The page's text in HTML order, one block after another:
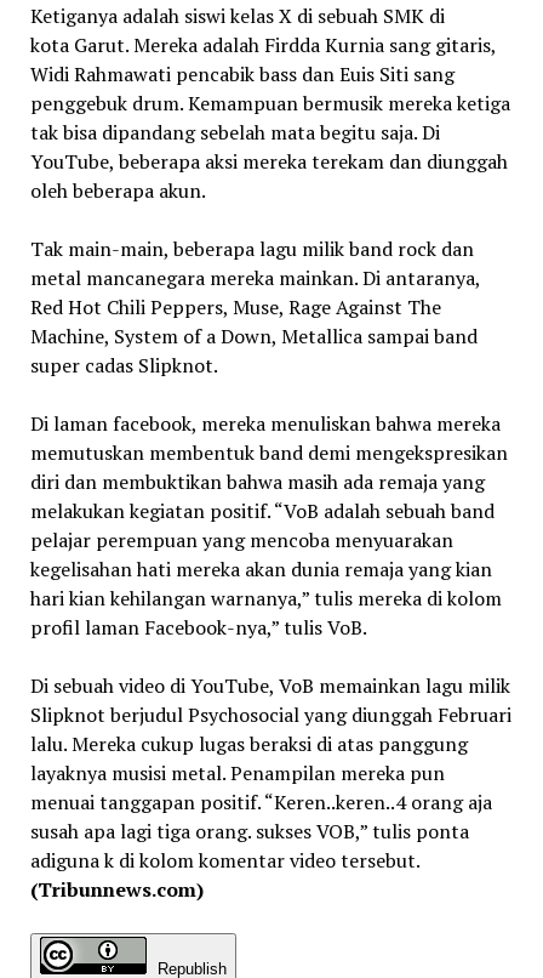
Ketiganya adalah siswi kelas X di sebuah SMK di
kota Garut. Mereka adalah Firdda Kurnia sang gitaris,
Widi Rahmawati pencabik bass dan Euis Siti sang
penggebuk drum. Kemampuan bermusik mereka ketiga
tak bisa dipandang sebelah mata begitu saja. Di
YouTube, beberapa aksi mereka terekam dan diunggah
oleh beberapa akun.
Tak main-main, beberapa lagu milik band rock dan
metal mancanegara mereka mainkan. Di antaranya,
Red Hot Chili Peppers, Muse, Rage Against The
Machine, System of a Down, Metallica sampai band
super cadas Slipknot.
Di laman facebook, mereka menuliskan bahwa mereka
memutuskan membentuk band demi mengekspresikan
diri dan membuktikan bahwa masih ada remaja yang
melakukan kegiatan positif. “VoB adalah sebuah band
pelajar perempuan yang mencoba menyuarakan
kegelisahan hati mereka akan dunia remaja yang kian
hari kian kehilangan warnanya,” tulis mereka di kolom
profil laman Facebook-nya,” tulis VoB.
Di sebuah video di YouTube, VoB memainkan lagu milik
Slipknot berjudul Psychosocial yang diunggah Februari
lalu. Mereka cukup lugas beraksi di atas panggung
layaknya musisi metal. Penampilan mereka pun
menuai tanggapan positif. “Keren..keren..4 orang aja
susah apa lagi tiga orang. sukses VOB,” tulis ponta
adiguna k di kolom komentar video tersebut.
(Tribunnews.com)
Republish